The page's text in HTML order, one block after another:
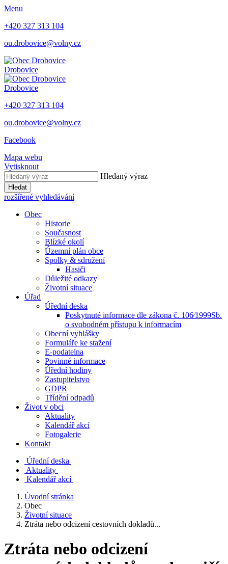
Menu
+420 327 313 104
ou.drobovice@volny.cz
Drobovice
Drobovice
+420 327 313 104
ou.drobovice@volny.cz
Facebook
Mapa webu
Vytisknout
Hledaný výraz
Hledat
rozšířené vyhledávání
Obec
Historie
Současnost
Blízké okolí
Územní plán obce
Spolky & sdružení
Hasiči
Důležité odkazy
Životní situace
Úřad
Úřední deska
Poskytnuté informace dle zákona č. 106⁄1999Sb.
o svobodném přístupu k informacím
Obecní vyhlášky
Formuláře ke stažení
E-podatelna
Povinné informace
Úřední hodiny
Zastupitelstvo
GDPR
Třídění odpadů
Život v obci
Aktuality
Kalendář akcí
Fotogalerie
Kontakt
Úřední deska
Aktuality
Kalendář akcí
Úvodní stránka
Obec
Životní situace
Ztráta nebo odcizení cestovních dokladů...
Ztráta nebo odcizení